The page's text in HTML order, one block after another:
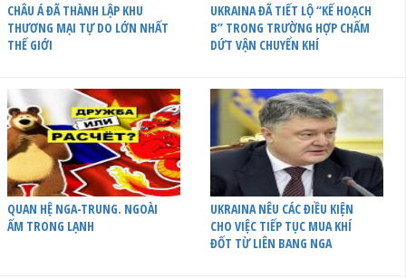
CHÂU Á ĐÃ THÀNH LẬP KHU
THƯƠNG MẠI TỰ DO LỚN NHẤT
THẾ GIỚI
UKRAINA ĐÃ TIẾT LỘ “KẾ HOẠCH
B” TRONG TRƯỜNG HỢP CHẤM
DỨT VẬN CHUYỂN KHÍ
QUAN HỆ NGA-TRUNG. NGOÀI
ẤM TRONG LẠNH
UKRAINA NÊU CÁC ĐIỀU KIỆN
CHO VIỆC TIẾP TỤC MUA KHÍ
ĐỐT TỪ LIÊN BANG NGA